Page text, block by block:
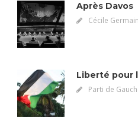
Après Davos
Cécile Germain
Liberté pour
Parti de